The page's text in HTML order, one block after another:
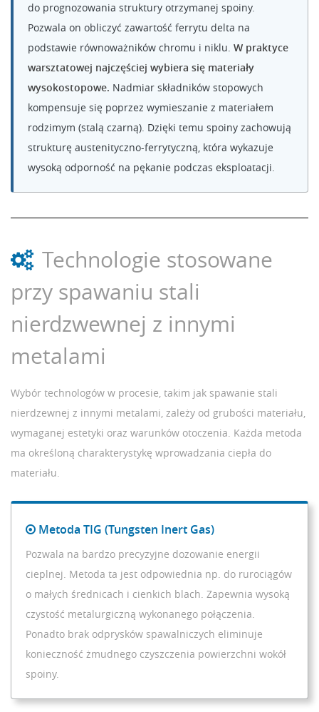
do prognozowania struktury otrzymanej spoiny.
Pozwala on obliczyć zawartość ferrytu delta na
podstawie równoważników chromu i niklu. W praktyce
warsztatowej najczęściej wybiera się materiały
wysokostopowe. Nadmiar składników stopowych
kompensuje się poprzez wymieszanie z materiałem
rodzimym (stalą czarną). Dzięki temu spoiny zachowują
strukturę austenityczno-ferrytyczną, która wykazuje
wysoką odporność na pękanie podczas eksploatacji.
Technologie stosowane
przy spawaniu stali
nierdzwewnej z innymi
metalami
Wybór technologów w procesie, takim jak spawanie stali
nierdzewnej z innymi metalami, zależy od grubości materiału,
wymaganej estetyki oraz warunków otoczenia. Każda metoda
ma określoną charakterystykę wprowadzania ciepła do
materiału.
Metoda TIG (Tungsten Inert Gas)
Pozwala na bardzo precyzyjne dozowanie energii
cieplnej. Metoda ta jest odpowiednia np. do rurociągów
o małych średnicach i cienkich blach. Zapewnia wysoką
czystość metalurgiczną wykonanego połączenia.
Ponadto brak odprysków spawalniczych eliminuje
konieczność żmudnego czyszczenia powierzchni wokół
spoiny.